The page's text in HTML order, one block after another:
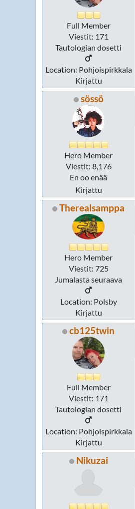
Full Member
Viestit: 171
Tautologian dosetti
Location: Pohjoispirkkala
Kirjattu
sössö
Hero Member
Viestit: 8,176
En oo enää
Kirjattu
Therealsamppa
Hero Member
Viestit: 725
Jumalasta seuraava
Location: Polsby
Kirjattu
cb125twin
Full Member
Viestit: 171
Tautologian dosetti
Location: Pohjoispirkkala
Kirjattu
Nikuzai